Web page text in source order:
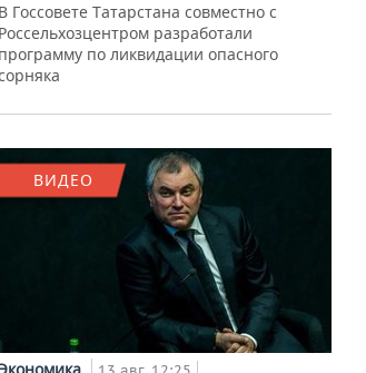
В Госсовете Татарстана совместно с
Россельхозцентром разработали
программу по ликвидации опасного
ВИДЕО